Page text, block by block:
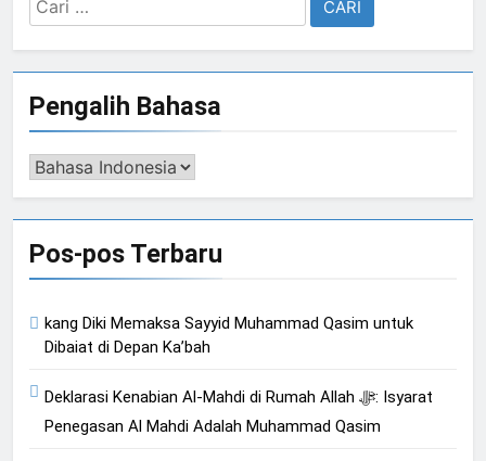
untuk:
Pengalih Bahasa
Pengalih
Pos-pos Terbaru
kang Diki Memaksa Sayyid Muhammad Qasim untuk
Dibaiat di Depan Ka’bah
Deklarasi Kenabian Al-Mahdi di Rumah Allah ﷻ: Isyarat
Penegasan Al Mahdi Adalah Muhammad Qasim